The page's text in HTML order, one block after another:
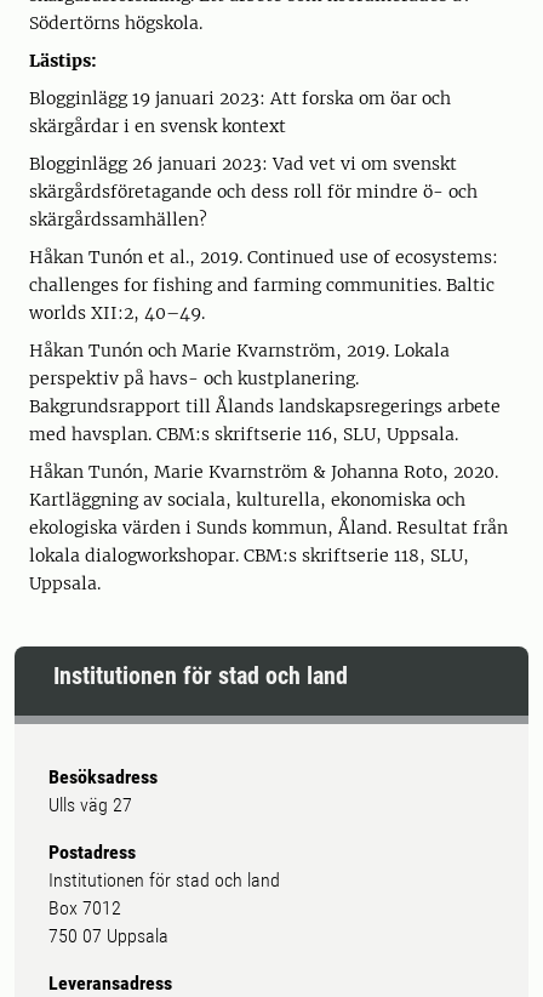
Södertörns högskola.
Lästips:
Blogginlägg 19 januari 2023: Att forska om öar och
skärgårdar i en svensk kontext
Blogginlägg 26 januari 2023: Vad vet vi om svenskt
skärgårdsföretagande och dess roll för mindre ö- och
skärgårdssamhällen?
Håkan Tunón et al., 2019. Continued use of ecosystems:
challenges for fishing and farming communities. Baltic
worlds XII:2, 40–49.
Håkan Tunón och Marie Kvarnström, 2019. Lokala
perspektiv på havs- och kustplanering.
Bakgrundsrapport till Ålands landskapsregerings arbete
med havsplan. CBM:s skriftserie 116, SLU, Uppsala.
Håkan Tunón, Marie Kvarnström & Johanna Roto, 2020.
Kartläggning av sociala, kulturella, ekonomiska och
ekologiska värden i Sunds kommun, Åland. Resultat från
lokala dialogworkshopar. CBM:s skriftserie 118, SLU,
Uppsala.
Institutionen för stad och land
Besöksadress
Ulls väg 27
Postadress
Institutionen för stad och land
Box 7012
750 07 Uppsala
Leveransadress